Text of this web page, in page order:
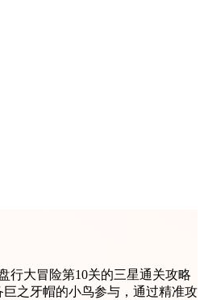
行大冒险第10关的三星通关攻略
之牙帽的小鸟参与，通过精准攻